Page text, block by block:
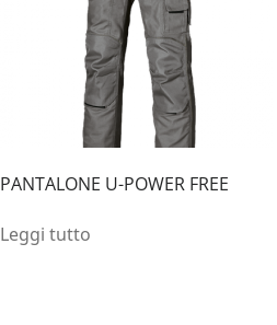
PANTALONE U-POWER FREE
Leggi tutto